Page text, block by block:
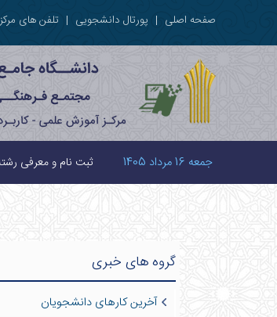
صفحه اصلی | پورتال دانشجویی | تلفن های مرکز
جمعه 16 مرداد 1405 ثبت نام و معرفی
گروه های خبری
آخرین کارهای دانشجویان